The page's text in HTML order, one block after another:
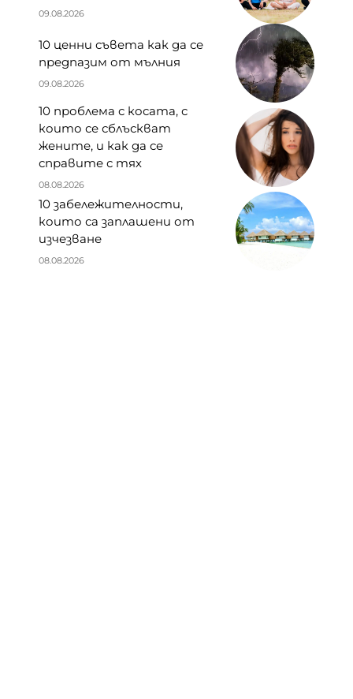
09.08.2026
10 ценни съвета как да се
предпазим от мълния
09.08.2026
10 проблема с косата, с
които се сблъскват
жените, и как да се
справите с тях
08.08.2026
10 забележителности,
които са заплашени от
изчезване
08.08.2026